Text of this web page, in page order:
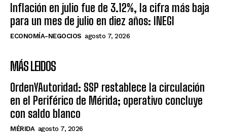
Inflación en julio fue de 3.12%, la cifra más baja
para un mes de julio en diez años: INEGI
ECONOMÍA-NEGOCIOS agosto 7, 2026
MÁS LEIDOS
OrdenYAutoridad: SSP restablece la circulación
en el Periférico de Mérida; operativo concluye
con saldo blanco
MÉRIDA agosto 7, 2026